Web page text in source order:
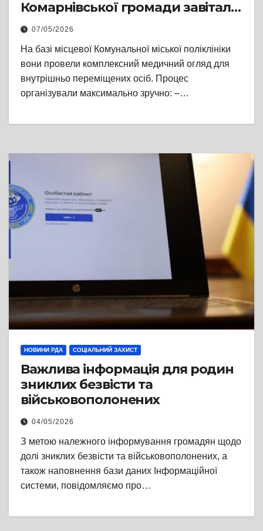
Комарнівської громади завітала
команда медиків Шпиталю
Шептицького
07/05/2026
На базі місцевої Комунальної міської поліклініки
вони провели комплексний медичний огляд для
внутрішньо переміщених осіб. Процес
організували максимально зручно: –…
НОВИНИ РДА СОЦІАЛЬНИЙ ЗАХИСТ
Важлива інформація для родин
зниклих безвісти та
військовополонених
04/05/2026
З метою належного інформування громадян щодо
долі зниклих безвісти та військовополонених, а
також наповнення бази даних Інформаційної
системи, повідомляємо про…